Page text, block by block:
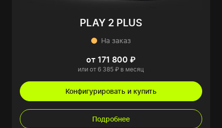
PLAY 2 PLUS
На заказ
от 171 800 ₽
или от 6 385 ₽ в месяц
Конфигурировать и купить
Подробнее